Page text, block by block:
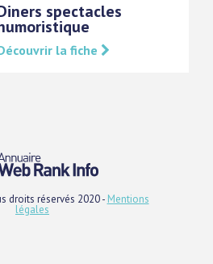
spectacles
la fiche
droits réservés 2020 - Mentions
légales